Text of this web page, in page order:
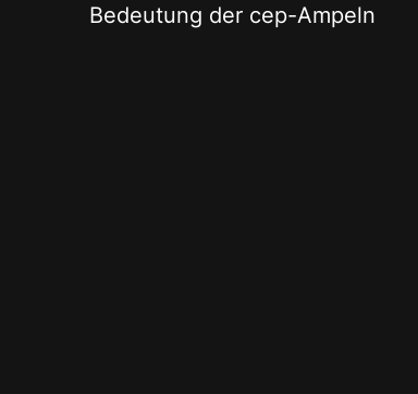
Bedeutung der cep-Ampeln